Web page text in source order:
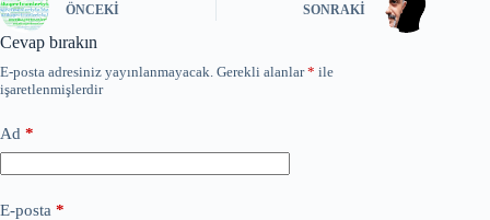
ÖNCEKI SONRAKI
Cevap bırakın
E-posta adresiniz yayınlanmayacak. Gerekli alanlar* ile
işaretlenmişlerdir
Ad *
E-posta *